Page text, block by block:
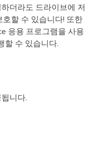
더라도 드라이브에 저
할 수 있습니다! 또한
응용 프로그램을 사용
할 수 있습니다.
니다.